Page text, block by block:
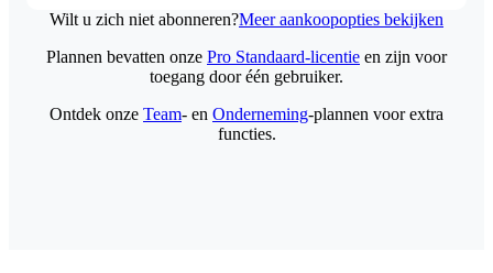
Wilt u zich niet abonneren?Meer aankoopopties bekijken
Plannen bevatten onze Pro Standaard-licentie en zijn voor
toegang door één gebruiker.
Ontdek onze Team- en Onderneming-plannen voor extra
functies.